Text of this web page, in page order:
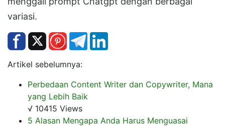
variasi.
Artikel sebelumnya:
Perbedaan Content Writer dan Copywriter, Mana
yang Lebih Baik
√ 10415 Views
5 Alasan Mengapa Anda Harus Menguasai